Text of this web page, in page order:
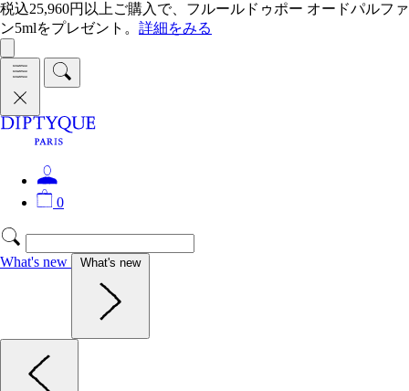
税込25,960円以上ご購入で、フルールドゥポー オードパルファ
ン5mlをプレゼント。 詳細をみる
0
What's new What's new